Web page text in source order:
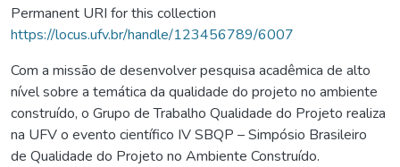
Permanent URI for this collection
https://locus.ufv.br/handle/123456789/6007
Com a missão de desenvolver pesquisa acadêmica de alto
nível sobre a temática da qualidade do projeto no ambiente
construído, o Grupo de Trabalho Qualidade do Projeto realiza
na UFV o evento científico IV SBQP – Simpósio Brasileiro
de Qualidade do Projeto no Ambiente Construído.